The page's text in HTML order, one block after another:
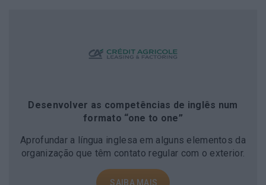
Desenvolver as competências de inglês num
formato “one to one”
Aprofundar a língua inglesa em alguns elementos da
organização que têm contato regular com o exterior.